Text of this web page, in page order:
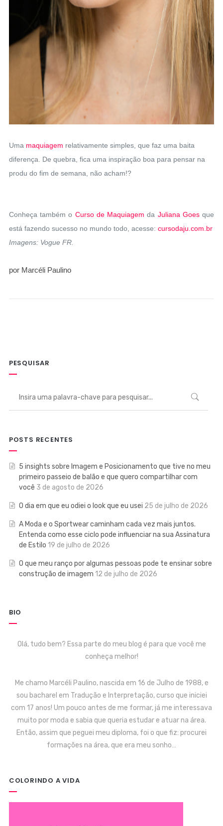
Uma maquiagem relativamente simples, que faz uma baita
diferença. De quebra, fica uma inspiração boa para pensar na
produ do fim de semana, não acham!?
Conheça também o Curso de Maquiagem da Juliana Goesque
está fazendo sucesso no mundo todo, acesse: cursodaju.com.br
Imagens: Vogue FR.
por Marcéli Paulino
PESQUISAR
POSTS RECENTES
5 insights sobre Imagem e Posicionamento que tive no meu
primeiro passeio de balão e que quero compartilhar com
você 3 de agosto de 2026
O dia em que eu odiei o look que eu usei 25 de julho de 2026
A Moda e o Sportwear caminham cada vez mais juntos.
Entenda como esse ciclo pode influenciar na sua Assinatura
de Estilo 19 de julho de 2026
O que meu ranço por algumas pessoas pode te ensinar sobre
construção de imagem 12 de julho de 2026
BIO
Olá, tudo bem? Essa parte do meu blog é para que você me
conheça melhor!
Me chamo Marcéli Paulino, nascida em 16 de Julho de 1988, e
sou bacharel em Tradução e Interpretação, curso que iniciei
com 17 anos! Um pouco antes de me formar, já me interessava
muito por moda e sabia que queria estudar e atuar na área.
Então, assim que peguei meu diploma, foi o que fiz: procurei
formações na área, que era meu sonho…
COLORINDO A VIDA